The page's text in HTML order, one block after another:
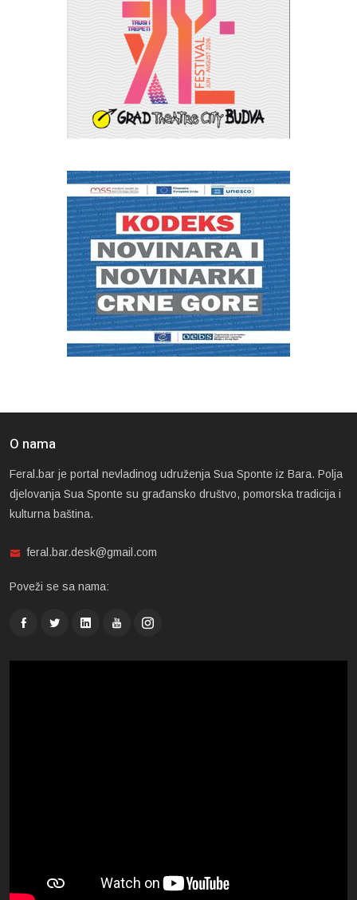
O nama
Feral.bar je portal nevladinog udruženja Sua Sponte iz Bara. Polja
djelovanja Sua Sponte su građansko društvo, pomorska tradicija i
kulturna baština.
feral.bar.desk@gmail.com
Poveži se sa nama: